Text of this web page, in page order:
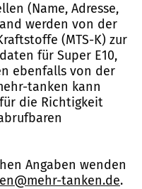
(Name, Adresse,
werden von der
(MTS-K) zur
für Super E10,
ebenfalls von der
tanken kann
die Richtigkeit
Angaben wenden
tanken.de.